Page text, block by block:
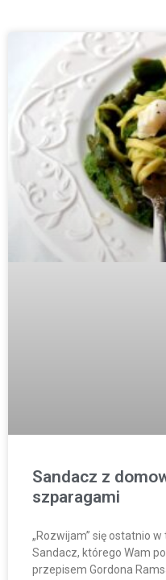
Sandacz z
szparagami
„Rozwijam” się ostatnio
Sandacz, którego Wam
przepisem Gordona